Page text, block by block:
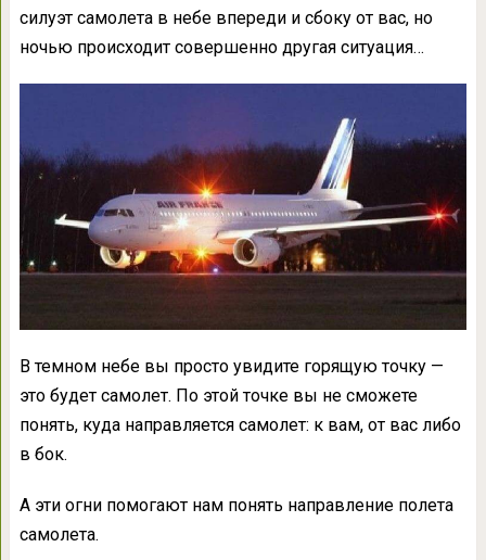
силуэт самолета в небе впереди и сбоку от вас, но
ночью происходит совершенно другая ситуация…
В темном небе вы просто увидите горящую точку —
это будет самолет. По этой точке вы не сможете
понять, куда направляется самолет: к вам, от вас либо
в бок.
А эти огни помогают нам понять направление полета
самолета.